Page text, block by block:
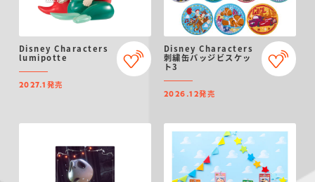
Disney Characters
lumipotte
2027.1 発売
Disney Characters
刺繍缶バッジビスケッ
ト3
2026.12発売